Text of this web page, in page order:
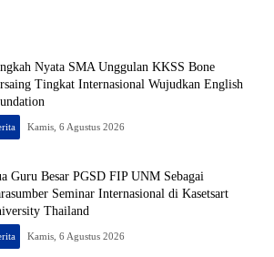
Nyata SMA Unggulan KKSS Bone
Tingkat Internasional Wujudkan English
Kamis, 6 Agustus 2026
Guru Besar PGSD FIP UNM Sebagai
Seminar Internasional di Kasetsart
Thailand
Kamis, 6 Agustus 2026